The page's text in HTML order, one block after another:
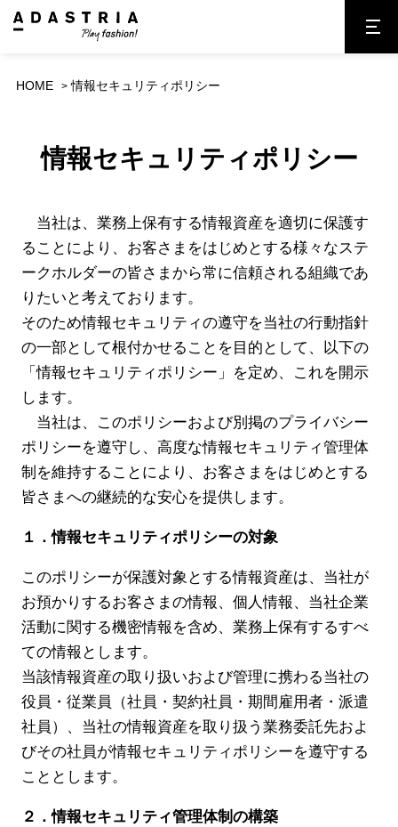
HOME 情報セキュリティポリシー
情報セキュリティポリシー
当社は、業務上保有する情報資産を適切に保護す
ることにより、お客さまをはじめとする様々なステ
ークホルダーの皆さまから常に信頼される組織であ
りたいと考えております。
そのため情報セキュリティの遵守を当社の行動指針
の一部として根付かせることを目的として、以下の
「情報セキュリティポリシー」を定め、これを開示
します。
当社は、このポリシーおよび別掲のプライバシー
ポリシーを遵守し、高度な情報セキュリティ管理体
制を維持することにより、お客さまをはじめとする
皆さまへの継続的な安心を提供します。
１．情報セキュリティポリシーの対象
このポリシーが保護対象とする情報資産は、当社が
お預かりするお客さまの情報、個人情報、当社企業
活動に関する機密情報を含め、業務上保有するすべ
ての情報とします。
当該情報資産の取り扱いおよび管理に携わる当社の
役員・従業員（社員・契約社員・期間雇用者・派遣
社員）、当社の情報資産を取り扱う業務委託先およ
びその社員が情報セキュリティポリシーを遵守する
こととします。
２．情報セキュリティ管理体制の構築